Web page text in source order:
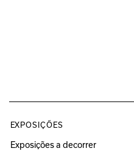
EXPOSIÇÕES
Exposições a decorrer